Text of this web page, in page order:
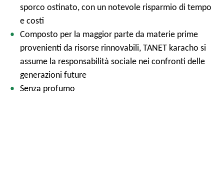
sporco ostinato, con un notevole risparmio di tempo
e costi
Composto per la maggior parte da materie prime
provenienti da risorse rinnovabili, TANET karacho si
assume la responsabilità sociale nei confronti delle
generazioni future
Senza profumo